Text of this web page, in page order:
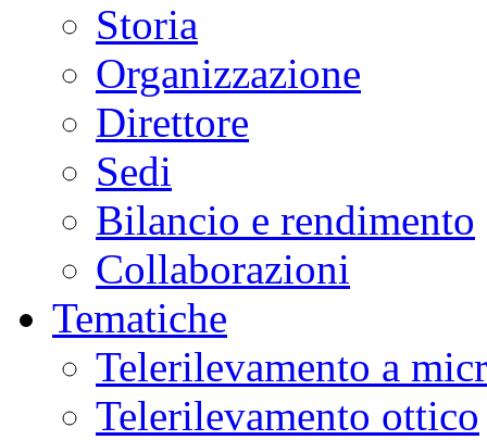
Storia
Organizzazione
Direttore
Sedi
Bilancio e rendimento
Collaborazioni
Tematiche
Telerilevamento a
Telerilevamento ottico